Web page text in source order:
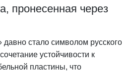
пронесенная через
давно стало символом русского
устойчивости к
пластины, что